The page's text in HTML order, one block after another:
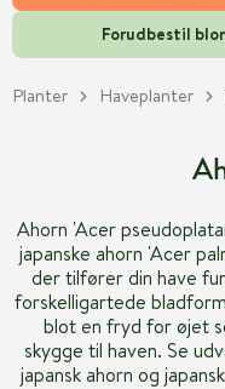
Forudbestil
Planter Haveplanter
Ahorn 'Acer
japanske ahorn 'Acer
der tilfører din have
forskelligartede
blot en fryd for øjet
skygge til haven. Se
japansk ahorn og